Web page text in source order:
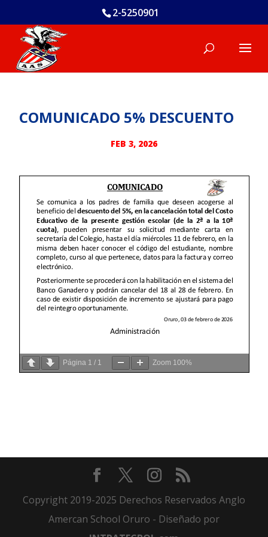
2-5250901
COMUNICADO 5% DESCUENTO
FEB 3, 2026
Página 1 / 1 Zoom 100%
Copyright 2019-2025 Derechos Reservados Anglo
Amercan School Oruro - Diseñado por